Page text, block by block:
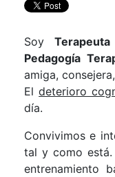
Soy
Pedagogía
amiga,
Eldeterioro
día.
Convivimos e
tal y como está.
entrenamiento